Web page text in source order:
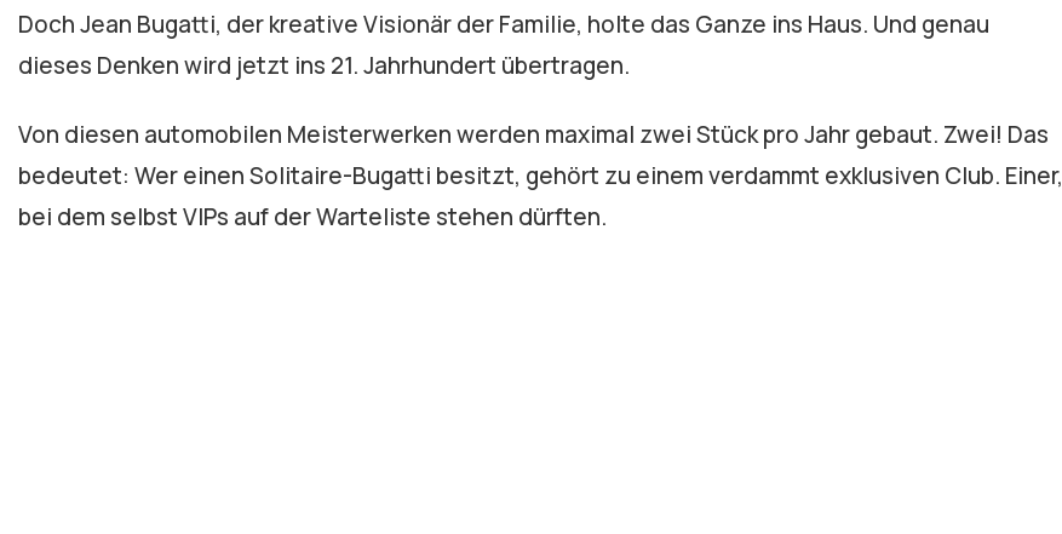
Doch Jean Bugatti, der kreative Visionär der Familie, holte das Ganze ins Haus. Und genau
dieses Denken wird jetzt ins 21. Jahrhundert übertragen.
Von diesen automobilen Meisterwerken werden maximal zwei Stück pro Jahr gebaut. Zwei! Das
bedeutet: Wer einen Solitaire-Bugatti besitzt, gehört zu einem verdammt exklusiven Club. Einer,
bei dem selbst VIPs auf der Warteliste stehen dürften.